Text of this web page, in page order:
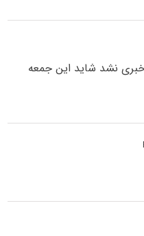
و خبری نشد شاید این جمعه